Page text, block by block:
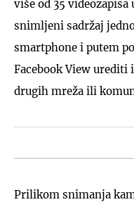
više od 35
snimljeni sadržaj
smartphone i putem
Facebook View
drugih mreža ili
Prilikom snimanja